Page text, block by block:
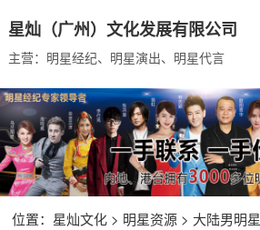
星灿（广州）文化发展有限公司
主营：明星经纪、明星演出、明星代言
位置： 星灿文化> 明星资源> 大陆男明星